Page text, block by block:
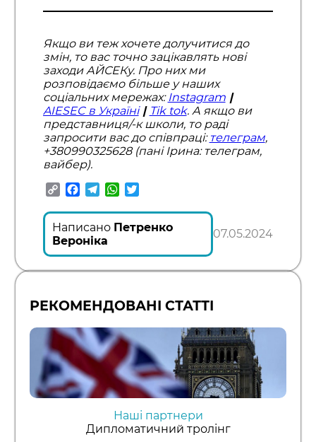
Якщо ви теж хочете долучитися до
змін, то вас точно зацікавлять нові
заходи АЙСЕКу. Про них ми
розповідаємо більше у наших
соціальних мережах: Instagram|
AIESEC в Україні| Tik tok. А якщо ви
представниця/-к школи, то раді
запросити вас до співпраці: телеграм,
+380990325628 (пані Ірина: телеграм,
вайбер).
CopyFacebook
TelegramWhatsApp
Написано Петренко
Вероніка
07.05.2024
РЕКОМЕНДОВАНІ СТАТТІ
Наші партнери
Дипломатичний тролінг